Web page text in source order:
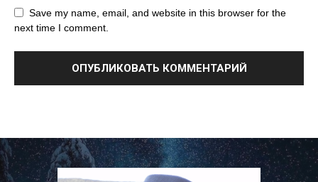
Save my name, email, and website in this browser for the
next time I comment.